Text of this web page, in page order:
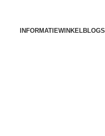
INFORMATIEWINKELBLOGS